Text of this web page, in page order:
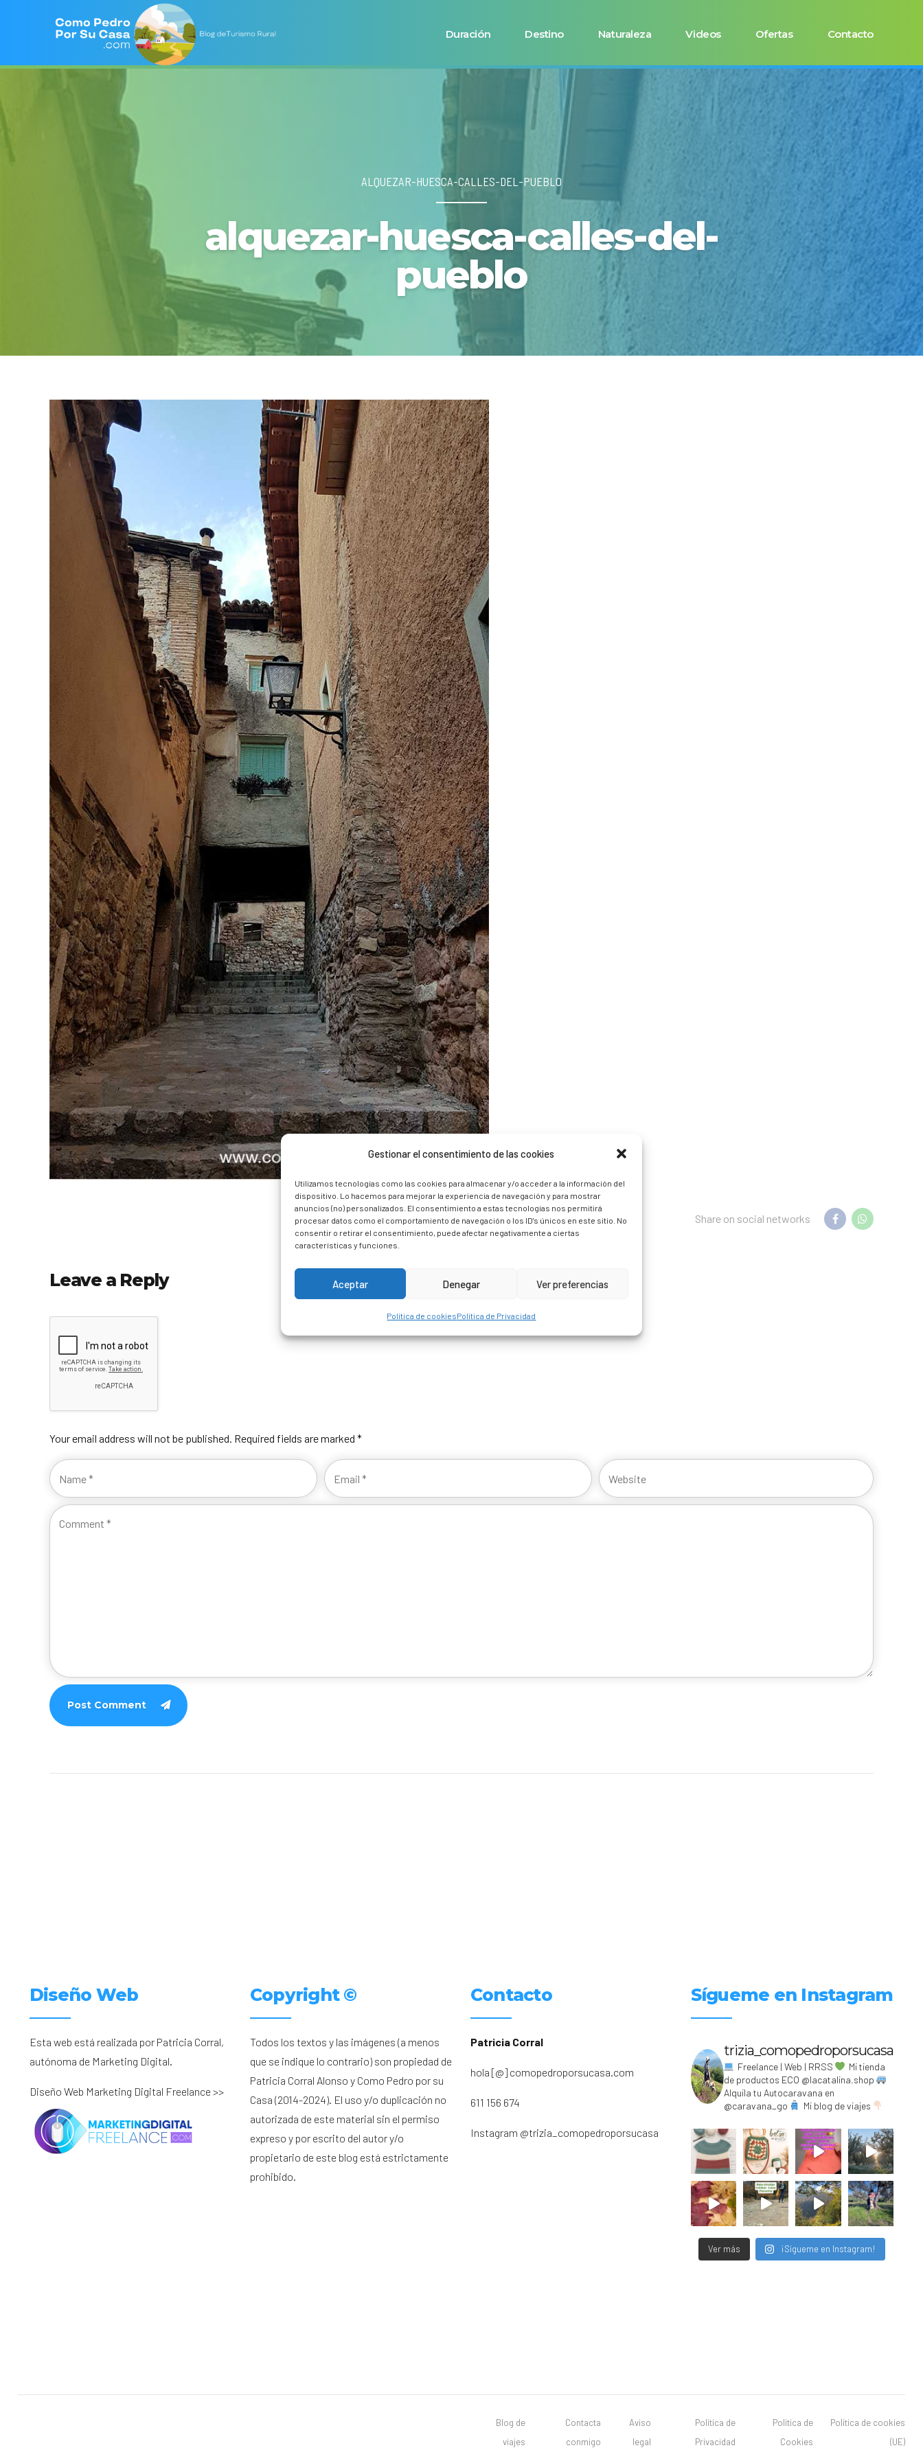
Gestionar el consentimiento de las cookies
Utilizamos tecnologías como las cookies para almacenar y/o acceder a la información del
dispositivo. Lo hacemos para mejorar la experiencia de navegación y para mostrar
anuncios (no) personalizados. El consentimiento a estas tecnologías nos permitirá
procesar datos como el comportamiento de navegación o los ID's únicos en este sitio. No
consentir o retirar el consentimiento, puede afectar negativamente a ciertas
características y funciones.
Aceptar Denegar Ver preferencias
Política de cookiesPolítica de Privacidad
Duración Destino Naturaleza Videos Ofertas Contacto
ALQUEZAR-HUESCA-CALLES-DEL-PUEBLO
alquezar-huesca-calles-del-
pueblo
Share on social networks
Leave a Reply
Your email address will not be published. Required fields are marked *
Post Comment
Diseño Web
Esta web está realizada por Patricia Corral,
autónoma de Marketing Digital.
Diseño Web Marketing Digital Freelance >>
Copyright ©
Todos los textos y las imágenes (a menos
que se indique lo contrario) son propiedad de
Patricia Corral Alonso y Como Pedro por su
Casa (2014-2024). El uso y/o duplicación no
autorizada de este material sin el permiso
expreso y por escrito del autor y/o
propietario de este blog está estrictamente
prohibido.
Contacto
Patricia Corral
hola [@] comopedroporsucasa.com
611 156 674
Instagram @trizia_comopedroporsucasa
Sígueme en Instagram
trizia_comopedroporsucasa
Freelance | Web | RRSS
Mi tienda
de productos ECO @lacatalina.shop
Alquila tu Autocaravana en
@caravana_go
Mi blog de viajes
Ver más ¡Sígueme en Instagram!
Blog de
viajes
Contacta
conmigo
Aviso
legal
Política de
Privacidad
Política de
Cookies
Política de cookies
(UE)